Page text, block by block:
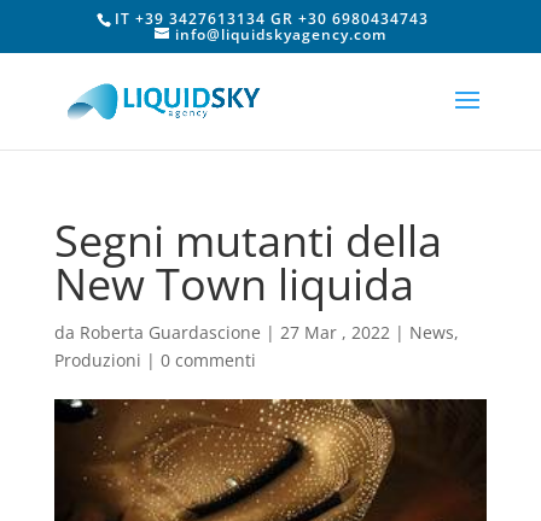
IT +39 3427613134 GR +30 6980434743
info@liquidskyagency.com
Segni mutanti della
New Town liquida
da Roberta Guardascione | 27 Mar , 2022| News,
Produzioni | 0 commenti